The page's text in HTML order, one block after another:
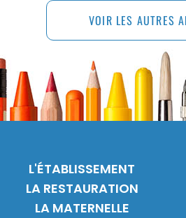
VOIR LES AUTRES
L'ÉTABLISSEMENT
LA RESTAURATION
LA MATERNELLE